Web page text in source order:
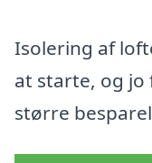
Isolering af
at starte, og
større